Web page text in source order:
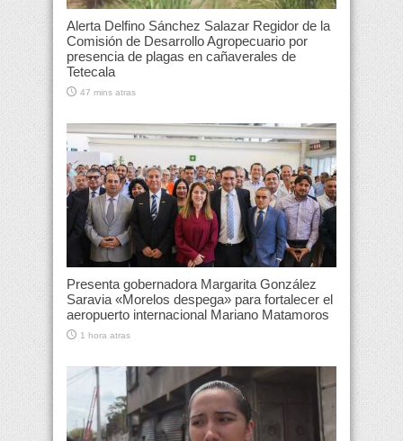
Alerta Delfino Sánchez Salazar Regidor de la
Comisión de Desarrollo Agropecuario por
presencia de plagas en cañaverales de
Tetecala
47 mins atras
Presenta gobernadora Margarita González
Saravia «Morelos despega» para fortalecer el
aeropuerto internacional Mariano Matamoros
1 hora atras